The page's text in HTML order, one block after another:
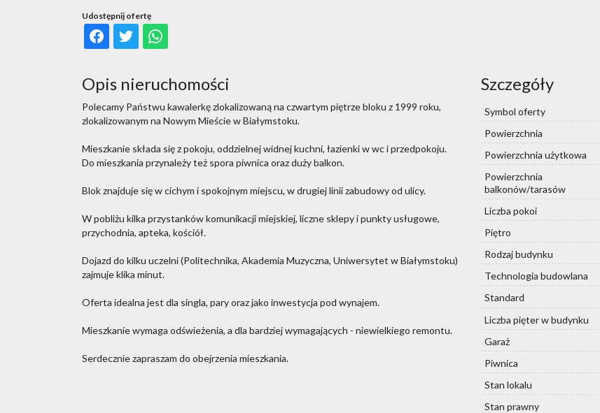
Udostępnij ofertę
Opis nieruchomości
Polecamy Państwu kawalerkę zlokalizowaną na czwartym piętrze bloku z 1999 roku,
zlokalizowanym na Nowym Mieście w Białymstoku.
Mieszkanie składa się z pokoju, oddzielnej widnej kuchni, łazienki w wc i przedpokoju.
Do mieszkania przynależy też spora piwnica oraz duży balkon.
Blok znajduje się w cichym i spokojnym miejscu, w drugiej linii zabudowy od ulicy.
W pobliżu kilka przystanków komunikacji miejskiej, liczne sklepy i punkty usługowe,
przychodnia, apteka, kościół.
Dojazd do kilku uczelni (Politechnika, Akademia Muzyczna, Uniwersytet w Białymstoku)
zajmuje klika minut.
Oferta idealna jest dla singla, pary oraz jako inwestycja pod wynajem.
Mieszkanie wymaga odświeżenia, a dla bardziej wymagających - niewielkiego remontu.
Serdecznie zapraszam do obejrzenia mieszkania.
Szczegóły
Symbol oferty
Powierzchnia
Powierzchnia użytkowa
Powierzchnia
balkonów/tarasów
Liczba pokoi
Piętro
Rodzaj budynku
Technologia budowlana
Standard
Liczba pięter w budynku
Garaż
Piwnica
Stan lokalu
Stan prawny